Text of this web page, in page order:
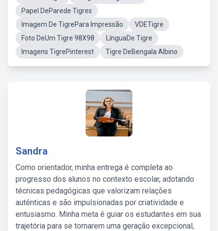
Papel DeParede Tigres
Imagem De TigrePara Impressão
VDETigre
Foto DeUm Tigre 98X98
LínguaDe Tigre
Imagens TigrePinterest
Tigre DeBengala Albino
Sandra
Como orientador, minha entrega é completa ao
progresso dos alunos no contexto escolar, adotando
técnicas pedagógicas que valorizam relações
autênticas e são impulsionadas por criatividade e
entusiasmo. Minha meta é guiar os estudantes em sua
trajetória para se tornarem uma geração excepcional,